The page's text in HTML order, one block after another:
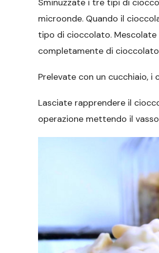
Sminuzzate i tre tipi di
microonde. Quando il
tipo di cioccolato.
completamente di
Prelevate con un cucchiaio,
Lasciate rapprendere il
operazione mettendo il